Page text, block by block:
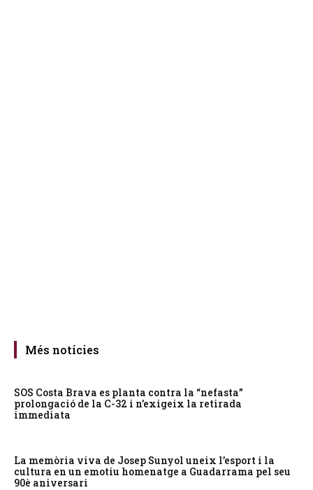
Més notícies
SOS Costa Brava es planta contra la “nefasta”
prolongació de la C-32 i n’exigeix la retirada
immediata
La memòria viva de Josep Sunyol uneix l’esport i la
cultura en un emotiu homenatge a Guadarrama pel seu
90è aniversari